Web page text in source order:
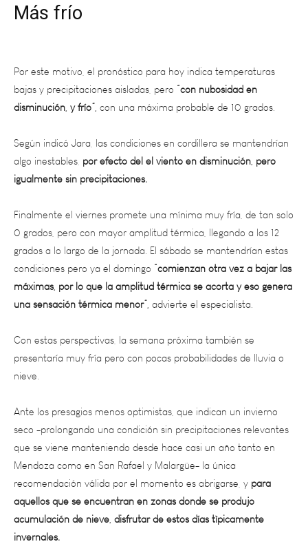
Más frío
bajas y precipitaciones aisladas, pero“con nubosidad en
disminución, y frío”,con una máxima probable de 10 grados.
Según indicó Jara, las condiciones en cordillera se mantendrían
algo inestables,por efecto del el viento en disminución, pero
igualmente sin precipitaciones.
Finalmente el viernes promete una mínima muy fría, de tan solo
0 grados, pero con mayor amplitud térmica, llegando a los 12
grados a lo largo de la jornada. El sábado se mantendrían estas
condiciones pero ya el domingo“comienzan otra vez a bajar las
máximas, por lo que la amplitud térmica se acorta y eso genera
una sensación térmica menor”,advierte el especialista.
Con estas perspectivas, la semana próxima también se
presentaría muy fría pero con pocas probabilidades de lluvia o
nieve.
Ante los presagios menos optimistas, que indican un invierno
seco -prolongando una condición sin precipitaciones relevantes
que se viene manteniendo desde hace casi un año tanto en
Mendoza como en San Rafael y Malargüe- la única
recomendación válida por el momento es abrigarse, ypara
aquellos que se encuentran en zonas donde se produjo
acumulación de nieve, disfrutar de estos días tìpicamente
invernales.